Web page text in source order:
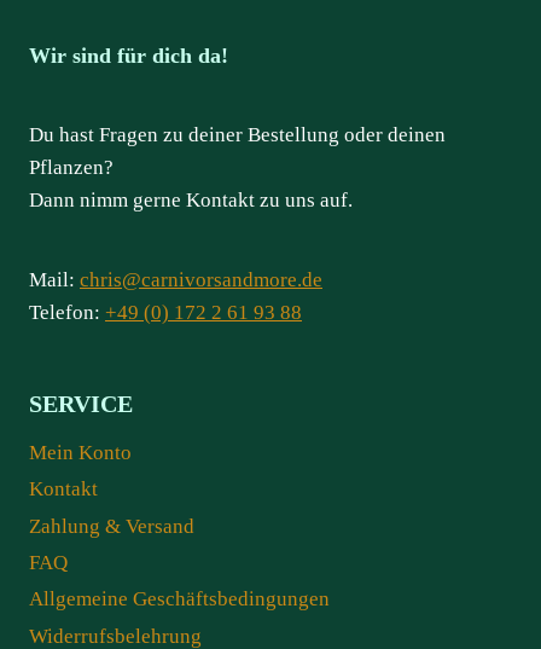
Wir sind für dich da!
Du hast Fragen zu deiner Bestellung oder deinen
Pflanzen?
Dann nimm gerne Kontakt zu uns auf.
Mail: chris@carnivorsandmore.de
Telefon: +49 (0) 172 2 61 93 88
SERVICE
Mein Konto
Kontakt
Zahlung & Versand
FAQ
Allgemeine Geschäftsbedingungen
Widerrufsbelehrung